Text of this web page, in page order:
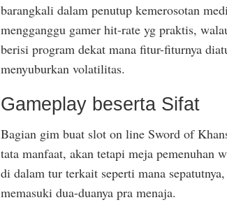
barangkali dalam penutup kemerosotan
mengganggu gamer hit-rate yg praktis,
berisi program dekat mana fitur-fiturnya
menyuburkan volatilitas.
Gameplay beserta Sifat
Bagian gim buat slot on line Sword of
tata manfaat, akan tetapi meja pemenuhan
di dalam tur terkait seperti mana
memasuki dua-duanya pra menaja.